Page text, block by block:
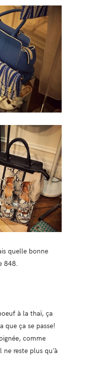
quelle bonne
848.
à la thaï, ça
que ça se passe!
comme
reste plus qu’à